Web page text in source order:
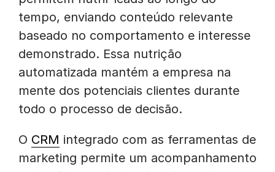
tempo, enviando conteúdo relevante
baseado no comportamento e interesse
demonstrado. Essa nutrição
automatizada mantém a empresa na
mente dos potenciais clientes durante
todo o processo de decisão.
O CRM integrado com as ferramentas de
marketing permite um acompanhamento